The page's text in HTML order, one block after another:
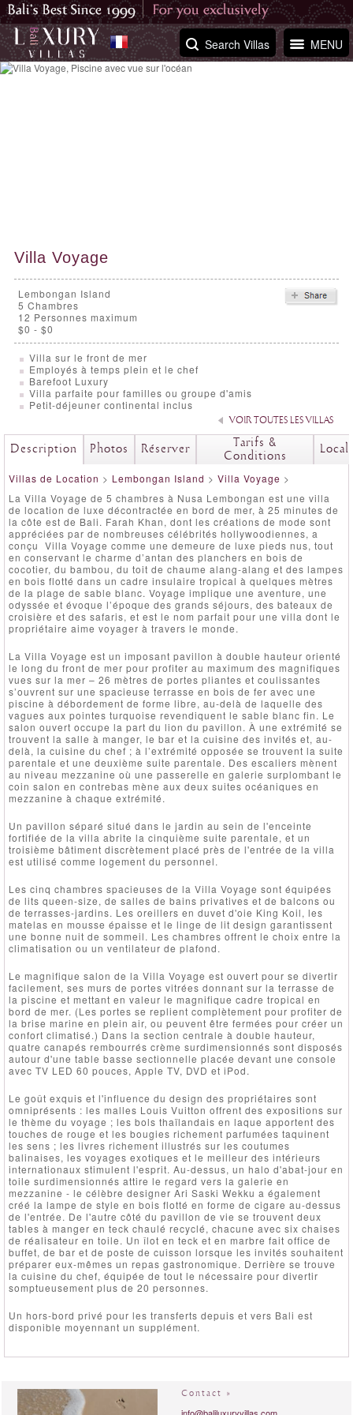
MENU
Search Villas
Villa Voyage
Lembongan Island
5 Chambres
12 Personnes maximum
$0 - $0
Villa sur le front de mer
Employés à temps plein et le chef
Barefoot Luxury
Villa parfaite pour familles ou groupe d'amis
Petit-déjeuner continental inclus
VOIR TOUTES LES VILLAS
Description Photos Réserver
Tarifs &
Conditions
Villas de Location > Lembongan Island > Villa Voyage >
La Villa Voyage de 5 chambres à Nusa Lembongan est une villa
de location de luxe décontractée en bord de mer, à 25 minutes de
la côte est de Bali. Farah Khan, dont les créations de mode sont
appréciées par de nombreuses célébrités hollywoodiennes, a
conçu Villa Voyage comme une demeure de luxe pieds nus, tout
en conservant le charme d’antan des planchers en bois de
cocotier, du bambou, du toit de chaume alang-alang et des lampes
en bois flotté dans un cadre insulaire tropical à quelques mètres
de la plage de sable blanc. Voyage implique une aventure, une
odyssée et évoque l’époque des grands séjours, des bateaux de
croisière et des safaris, et est le nom parfait pour une villa dont le
propriétaire aime voyager à travers le monde.
La Villa Voyage est un imposant pavillon à double hauteur orienté
le long du front de mer pour profiter au maximum des magnifiques
vues sur la mer – 26 mètres de portes pliantes et coulissantes
s’ouvrent sur une spacieuse terrasse en bois de fer avec une
piscine à débordement de forme libre, au-delà de laquelle des
vagues aux pointes turquoise revendiquent le sable blanc fin. Le
salon ouvert occupe la part du lion du pavillon. À une extrémité se
trouvent la salle à manger, le bar et la cuisine des invités et, au-
delà, la cuisine du chef ; à l’extrémité opposée se trouvent la suite
parentale et une deuxième suite parentale. Des escaliers mènent
au niveau mezzanine où une passerelle en galerie surplombant le
coin salon en contrebas mène aux deux suites océaniques en
mezzanine à chaque extrémité.
Un pavillon séparé situé dans le jardin au sein de l'enceinte
fortifiée de la villa abrite la cinquième suite parentale, et un
troisième bâtiment discrètement placé près de l'entrée de la villa
est utilisé comme logement du personnel.
Les cinq chambres spacieuses de la Villa Voyage sont équipées
de lits queen-size, de salles de bains privatives et de balcons ou
de terrasses-jardins. Les oreillers en duvet d'oie King Koil, les
matelas en mousse épaisse et le linge de lit design garantissent
une bonne nuit de sommeil. Les chambres offrent le choix entre la
climatisation ou un ventilateur de plafond.
Le magnifique salon de la Villa Voyage est ouvert pour se divertir
facilement, ses murs de portes vitrées donnant sur la terrasse de
la piscine et mettant en valeur le magnifique cadre tropical en
bord de mer. (Les portes se replient complètement pour profiter de
la brise marine en plein air, ou peuvent être fermées pour créer un
confort climatisé.) Dans la section centrale à double hauteur,
quatre canapés rembourrés crème surdimensionnés sont disposés
autour d'une table basse sectionnelle placée devant une console
avec TV LED 60 pouces, Apple TV, DVD et iPod.
Le goût exquis et l'influence du design des propriétaires sont
omniprésents : les malles Louis Vuitton offrent des expositions sur
le thème du voyage ; les bols thaïlandais en laque apportent des
touches de rouge et les bougies richement parfumées taquinent
les sens ; les livres richement illustrés sur les coutumes
balinaises, les voyages exotiques et le meilleur des intérieurs
internationaux stimulent l'esprit. Au-dessus, un halo d'abat-jour en
toile surdimensionnés attire le regard vers la galerie en
mezzanine - le célèbre designer Ari Saski Wekku a également
créé la lampe de style en bois flotté en forme de cigare au-dessus
de l'entrée. De l'autre côté du pavillon de vie se trouvent deux
tables à manger en teck chaulé recyclé, chacune avec six chaises
de réalisateur en toile. Un îlot en teck et en marbre fait office de
buffet, de bar et de poste de cuisson lorsque les invités souhaitent
préparer eux-mêmes un repas gastronomique. Derrière se trouve
la cuisine du chef, équipée de tout le nécessaire pour divertir
somptueusement plus de 20 personnes.
Un hors-bord privé pour les transferts depuis et vers Bali est
disponible moyennant un supplément.
Contact »
info@baliluxuryvillas.com